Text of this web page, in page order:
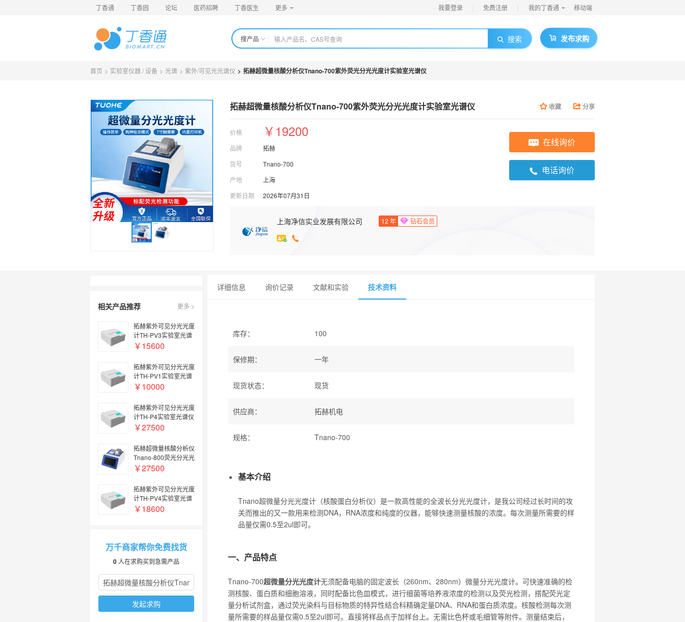
丁香通 丁香园 论坛 医药招聘 丁香医生 更多 我要登录 免费注册 我的丁香通 移动端
搜产品 搜索 发布求购
首页 > 实验室仪器 / 设备 > 光谱 > 紫外/可见光光谱仪 > 拓赫超微量核酸分析仪Tnano-700紫外荧光分光光度计实验室光谱仪
拓赫超微量核酸分析仪Tnano-700紫外荧光分光光度计实验室光谱仪 收藏 分享
价格 ￥19200
品牌
拓赫
货号
Tnano-700
产地
上海
更新日期
2026年07月31日
在线询价
电话询价
上海净信实业发展有限公司 12 年 钻石会员
相关产品推荐 更多 >
拓赫紫外可见分光光度
计TH-PV3实验室光谱
仪
￥15600
拓赫紫外可见分光光度
计TH-PV1实验室光谱
仪
￥10000
拓赫紫外可见分光光度
计TH-P4实验室光谱仪
￥27500
拓赫超微量核酸分析仪
Tnano-800荧光分光光
度计核酸蛋白浓度检测
￥27500
拓赫紫外可见分光光度
计TH-PV4实验室光谱
仪
￥18600
万千商家帮你免费找货
0 人在求购买到急需产品
发起求购
详细信息 询价记录 文献和实验 技术资料
库存： 100
保修期： 一年
现货状态： 现货
供应商： 拓赫机电
规格： Tnano-700
基本介绍
Tnano超微量分光光度计（核酸蛋白分析仪）是一款高性能的全波长分光光度计，是我公司经过长时间的攻
关而推出的又一款用来检测DNA，RNA浓度和纯度的仪器，能够快速测量核酸的浓度。每次测量所需要的样
品量仅需0.5至2ul即可。
一、 产品特点
Tnano-700超微量分光光度计无须配备电脑的固定波长（260nm、280nm）微量分光光度计。可快速准确的检
测核酸、蛋白质和细胞溶液，同时配备比色皿模式，进行细菌等培养液浓度的检测以及荧光检测，搭配荧光定
量分析试剂盒，通过荧光染料与目标物质的特异性结合科精确定量DNA、RNA和蛋白质浓度。核酸检测每次测
量所需要的样品量仅需0.5至2ul即可。直接将样品点于加样台上。无需比色杯或毛细管等附件。测量结束后，